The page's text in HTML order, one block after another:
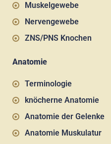
Muskelgewebe
Nervengewebe
ZNS/PNS Knochen
Anatomie
Terminologie
knöcherne Anatomie
Anatomie der Gelenke
Anatomie Muskulatur